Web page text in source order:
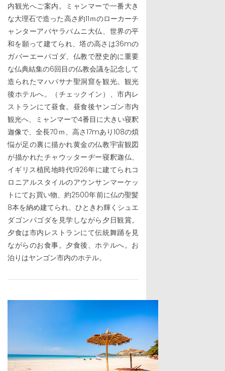
内観光へご案内。ミャンマーで一番大き
な大理石で造った高さ約11ｍのローカーチ
ャンターアバヤラバムニ大仏、世界の平
和を願って建てられ、塔の高さは36mの
ガバーエーパゴダ、仏教で歴史的に重要
な仏典結集の6回目の仏教会議を記念して
造られたマハパサナ聖洞窟を観光。観光
後ホテルへ。（チェックイン）、市内レ
ストランにて昼食。昼食後ヤンゴン市内
観光へ、ミャンマーで4番目に大きい寝釈
迦像で、全長70ｍ、高さ17mあり108の煩
悩が足の裏に描かれ黄金の仏教宇宙観図
が描かれたチャウッターヂー寝釈迦仏、
イギリス植民地時代1926年に建てられコ
ロニアルスタイルのアウンサンマーケッ
トにてお買い物、約2500年前に仏の聖髪
8本を納め建てられ、ひときわ輝くシュエ
ダゴンパゴダを見学しながら夕日観賞。
夕食は市内レストランにて伝統舞踊を見
ながらのお食事。夕食後、ホテルへ。お
泊りはヤンゴン市内のホテル。